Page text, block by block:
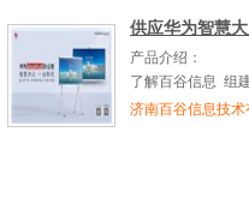
供应华为智慧
产品介绍：
了解百谷信息 组
济南百谷信息技术